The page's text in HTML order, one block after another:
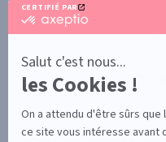
CERTIFIÉ PAR
certifié
En
savoir
plus
sur
Axeptio
Salut c'est nous...
les Cookies !
On a attendu d'être sûrs que
ce site vous intéresse avant